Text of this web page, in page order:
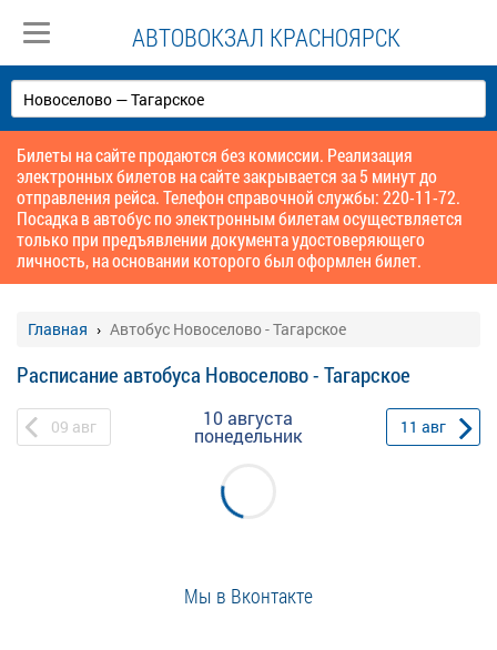
АВТОВОКЗАЛ КРАСНОЯРСК
Билеты на сайте продаются без комиссии. Реализация
электронных билетов на сайте закрывается за 5 минут до
отправления рейса. Телефон справочной службы: 220-11-72.
Посадка в автобус по электронным билетам осуществляется
только при предъявлении документа удостоверяющего
личность, на основании которого был оформлен билет.
Главная Автобус Новоселово - Тагарское
Расписание автобуса Новоселово - Тагарское
09 авг 10 августа
понедельник 11 авг
Мы в Вконтакте